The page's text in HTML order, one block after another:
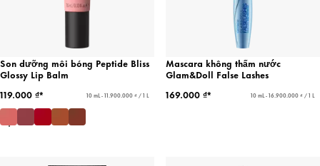
Son dưỡng môi bóng Peptide Bliss
Glossy Lip Balm
119.000 ₫*
10 mL - 11.900.000 ₫ / 1 L
Mascara không thấm nước
Glam&Doll False Lashes
169.000 ₫*
10 mL - 16.900.000 ₫ / 1 L